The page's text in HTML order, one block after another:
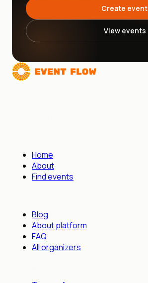
Create event
View events
Home
About
Find events
Blog
About platform
FAQ
All organizers